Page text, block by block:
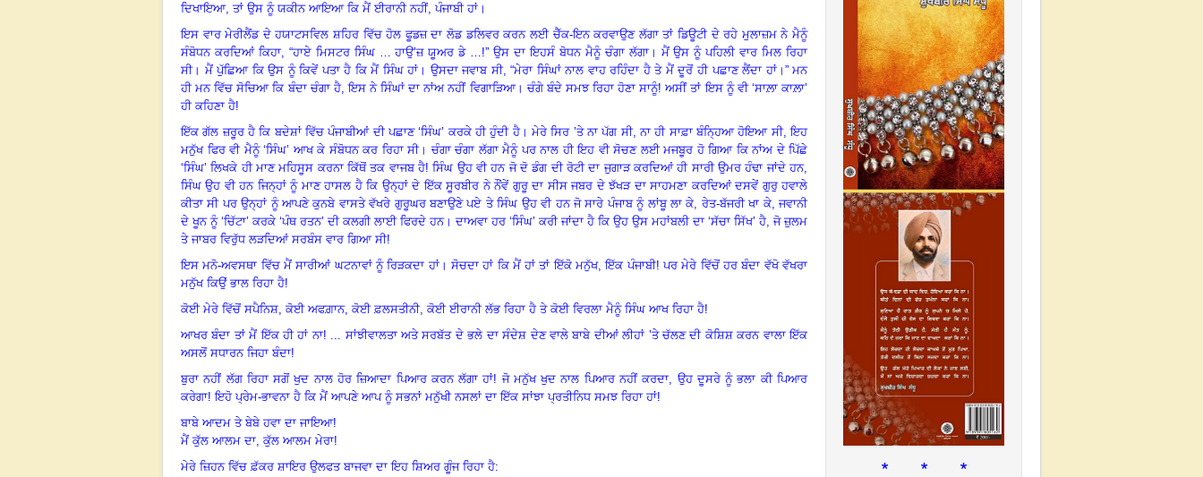
ਦਿਖਾਇਆ, ਤਾਂ ਉਸ ਨੂੰ ਯਕੀਨ ਆਇਆ ਕਿ ਮੈਂ ਈਰਾਨੀ ਨਹੀਂ, ਪੰਜਾਬੀ ਹਾਂ ।
ਇਸ ਵਾਰ ਮੇਰੀਲੈਂਡ ਦੇ ਹਯਾਟਸਵਿਲ ਸ਼ਹਿਰ ਵਿੱਚ ਹੋਲ ਫੂਡਜ਼ ਦਾ ਲੋਡ ਡਲਿਵਰ ਕਰਨ ਲਈ ਚੈੱਕ-ਇਨ ਕਰਵਾਉਣ ਲੱਗਾ ਤਾਂ ਡਿਊਟੀ ਦੇ ਰਹੇ ਮੁਲਾਜ਼ਮ ਨੇ ਮੈਨੂੰ
ਸੰਬੋਧਨ ਕਰਦਿਆਂ ਕਿਹਾ, “ਹਾਏ ਮਿਸਟਰ ਸਿੰਘ … ਹਾਉ’ਜ਼ ਯੂਅਰ ਡੇ …!” ਉਸ ਦਾ ਇਹਸੰ ਬੋਧਨ ਮੈਨੂੰ ਚੰਗਾ ਲੱਗਾ। ਮੈਂ ਉਸ ਨੂੰ ਪਹਿਲੀ ਵਾਰ ਮਿਲ ਰਿਹਾ
ਸੀ। ਮੈਂ ਪੁੱਛਿਆ ਕਿ ਉਸ ਨੂੰ ਕਿਵੇਂ ਪਤਾ ਹੈ ਕਿ ਮੈਂ ਸਿੰਘ ਹਾਂ । ਉਸਦਾ ਜਵਾਬ ਸੀ, “ਮੇਰਾ ਸਿੰਘਾਂ ਨਾਲ ਵਾਹ ਰਹਿੰਦਾ ਹੈ ਤੇ ਮੈਂ ਦੂਰੋਂ ਹੀ ਪਛਾਣ ਲੈਂਦਾ ਹਾਂ।”ਮਨ
ਹੀ ਮਨ ਵਿੱਚ ਸੋਚਿਆ ਕਿ ਬੰਦਾ ਚੰਗਾ ਹੈ, ਇਸ ਨੇ ਸਿੰਘਾਂ ਦਾ ਨਾਂਅ ਨਹੀਂ ਵਿਗਾੜਿਆ। ਚੰਗੇ ਬੰਦੇ ਸਮਝ ਰਿਹਾ ਹੋਣਾ ਸਾਨੂੰ! ਅਸੀਂ ਤਾਂ ਇਸ ਨੂੰ ਵੀ ‘ਸਾਲ਼ਾ ਕਾਲ਼ਾ’
ਹੀ ਕਹਿਣਾ ਹੈ!
ਇੱਕ ਗੱਲ ਜ਼ਰੂਰ ਹੈ ਕਿ ਬਦੇਸ਼ਾਂ ਵਿੱਚ ਪੰਜਾਬੀਆਂ ਦੀ ਪਛਾਣ ‘ਸਿੰਘ’ ਕਰਕੇ ਹੀ ਹੁੰਦੀ ਹੈ।ਮੇਰੇ ਸਿਰ ’ਤੇ ਨਾ ਪੱਗ ਸੀ, ਨਾ ਹੀ ਸਾਫ਼ਾ ਬੰਨ੍ਹਿਆ ਹੋਇਆ ਸੀ, ਇਹ
ਮਨੁੱਖ ਫਿਰ ਵੀ ਮੈਨੂੰ ‘ਸਿੰਘ’ ਆਖ ਕੇ ਸੰਬੋਧਨ ਕਰ ਰਿਹਾ ਸੀ। ਚੰਗਾ ਚੰਗਾ ਲੱਗਾ ਮੈਨੂੰ ਪਰ ਨਾਲ ਹੀ ਇਹ ਵੀ ਸੋਚਣ ਲਈ ਮਜਬੂਰ ਹੋ ਗਿਆ ਕਿ ਨਾਂਅ ਦੇ ਪਿੱਛੇ
‘ਸਿੰਘ’ ਲਿਖਕੇ ਹੀ ਮਾਣ ਮਹਿਸੂਸ ਕਰਨਾ ਕਿੱਥੋਂ ਤਕ ਵਾਜਬ ਹੈ! ਸਿੰਘ ਉਹ ਵੀ ਹਨ ਜੋ ਦੋ ਡੰਗ ਦੀ ਰੋਟੀ ਦਾ ਜੁਗਾੜ ਕਰਦਿਆਂ ਹੀ ਸਾਰੀ ਉਮਰ ਹੰਢਾ ਜਾਂਦੇ ਹਨ,
ਸਿੰਘ ਉਹ ਵੀ ਹਨ ਜਿਨ੍ਹਾਂ ਨੂੰ ਮਾਣ ਹਾਸਲ ਹੈ ਕਿ ਉਨ੍ਹਾਂ ਦੇ ਇੱਕ ਸੂਰਬੀਰ ਨੇ ਨੌਂਵੇਂ ਗੁਰੂ ਦਾ ਸੀਸ ਜਬਰ ਦੇ ਝੱਖੜ ਦਾ ਸਾਹਮਣਾ ਕਰਦਿਆਂ ਦਸਵੇਂ ਗੁਰੁ ਹਵਾਲੇ
ਕੀਤਾ ਸੀ ਪਰ ਉਨ੍ਹਾਂ ਨੂੰ ਆਪਣੇ ਕੁਨਬੇ ਵਾਸਤੇ ਵੱਖਰੇ ਗੁਰੂਘਰ ਬਣਾਉਣੇ ਪਏ ਤੇ ਸਿੰਘ ਉਹ ਵੀ ਹਨ ਜੋ ਸਾਰੇ ਪੰਜਾਬ ਨੂੰ ਲਾਂਬੂ ਲਾ ਕੇ, ਰੇਤ-ਬੱਜਰੀ ਖਾ ਕੇ, ਜਵਾਨੀ
ਦੇ ਖੂਨ ਨੂੰ ‘ਚਿੱਟਾ’ ਕਰਕੇ ‘ਪੰਥ ਰਤਨ’ ਦੀ ਕਲਗੀ ਲਾਈ ਫਿਰਦੇ ਹਨ। ਦਾਅਵਾ ਹਰ ‘ਸਿੰਘ’ ਕਰੀ ਜਾਂਦਾ ਹੈ ਕਿ ਉਹ ਉਸ ਮਹਾਂਬਲੀ ਦਾ ‘ਸੱਚਾ ਸਿੱਖ’ ਹੈ , ਜੋ ਜ਼ੁਲਮ
ਤੇ ਜਾਬਰ ਵਿਰੁੱਧ ਲੜਦਿਆਂ ਸਰਬੰਸ ਵਾਰ ਗਿਆ ਸੀ!
ਇਸ ਮਨੋ-ਅਵਸਥਾ ਵਿੱਚ ਮੈਂ ਸਾਰੀਆਂ ਘਟਨਾਵਾਂ ਨੂੰ ਰਿੜਕਦਾ ਹਾਂ। ਸੋਚਦਾ ਹਾਂ ਕਿ ਮੈਂ ਹਾਂ ਤਾਂ ਇੱਕੋ ਮਨੁੱਖ, ਇੱਕ ਪੰਜਾਬੀ! ਪਰ ਮੇਰੇ ਵਿੱਚੋਂ ਹਰ ਬੰਦਾ ਵੱਖੋ ਵੱਖਰਾ
ਮਨੁੱਖ ਕਿਉਂ ਭਾਲ ਰਿਹਾ ਹੈ!
ਕੋਈ ਮੇਰੇ ਵਿੱਚੋਂ ਸਪੈਨਿਸ਼ , ਕੋਈ ਅਫਗ਼ਾਨ, ਕੋਈ ਫ਼ਲਸਤੀਨੀ, ਕੋਈ ਈਰਾਨੀ ਲੱਭ ਰਿਹਾ ਹੈ ਤੇ ਕੋਈ ਵਿਰਲਾ ਮੈਨੂੰ ਸਿੰਘ ਆਖ ਰਿਹਾ ਹੈ!
ਆਖਰ ਬੰਦਾ ਤਾਂ ਮੈਂ ਇੱਕ ਹੀ ਹਾਂ ਨਾ! ... ਸਾਂਝੀਵਾਲਤਾ ਅਤੇ ਸਰਬੱਤ ਦੇ ਭਲੇ ਦਾ ਸੰਦੇਸ਼ ਦੇਣ ਵਾਲੇ ਬਾਬੇ ਦੀਆਂ ਲੀਹਾਂ ’ਤੇ ਚੱਲਣ ਦੀ ਕੋਸ਼ਿਸ਼ ਕਰਨ ਵਾਲਾ ਇੱਕ
ਅਸਲੋਂ ਸਧਾਰਨ ਜਿਹਾ ਬੰਦਾ!
ਬੁਰਾ ਨਹੀਂ ਲੱਗ ਰਿਹਾ ਸਗੋਂ ਖੁਦ ਨਾਲ ਹੋਰ ਜ਼ਿਆਦਾ ਪਿਆਰ ਕਰਨ ਲੱਗਾ ਹਾਂ! ਜੋ ਮਨੁੱਖ ਖੁਦ ਨਾਲ ਪਿਆਰ ਨਹੀਂ ਕਰਦਾ , ਉਹ ਦੂਸਰੇ ਨੂੰ ਭਲਾ ਕੀ ਪਿਆਰ
ਕਰੇਗਾ! ਇਹੋ ਪ੍ਰੇਮ-ਭਾਵਨਾ ਹੈ ਕਿ ਮੈਂ ਆਪਣੇ ਆਪ ਨੂੰ ਸਭਨਾਂ ਮਨੁੱਖੀ ਨਸਲਾਂ ਦਾ ਇੱਕ ਸਾਂਝਾ ਪ੍ਰਤੀਨਿਧ ਸਮਝ ਰਿਹਾ ਹਾਂ!
ਬਾਬੇ ਆਦਮ ਤੇ ਬੇਬੇ ਹਵਾ ਦਾ ਜਾਇਆ!
ਮੈਂ ਕੁੱਲ ਆਲਮ ਦਾ , ਕੁੱਲ ਆਲਮ ਮੇਰਾ!
ਮੇਰੇ ਜ਼ਿਹਨ ਵਿੱਚ ਫ਼ੱਕਰ ਸ਼ਾਇਰ ਉਲਫਤ ਬਾਜਵਾ ਦਾ ਇਹ ਸ਼ਿਅਰ ਗੂੰਜ ਰਿਹਾ ਹੈ:
* * *